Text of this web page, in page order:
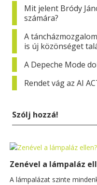
Mit jelent Bródy
számára?
A
is új közönséget
A Depeche Mode
Rendet vág az AI
Szólj hozzá!
Zenével a lámpaláz
A lámpalázat szinte